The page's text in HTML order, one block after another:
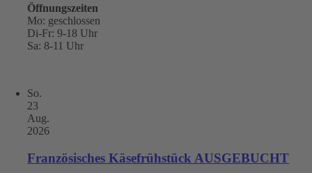
Öffnungszeiten
Mo: geschlossen
Di-Fr: 9-18 Uhr
Sa: 8-11 Uhr
So.
23
Aug.
2026
Französisches Käsefrühstück AUSGEBUCHT